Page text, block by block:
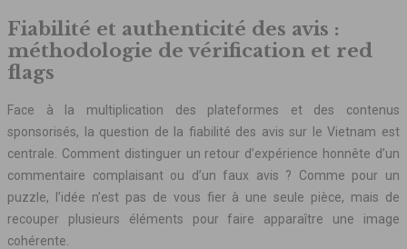
Fiabilité et authenticité des avis :
méthodologie de vérification et red
flags
Face à la multiplication des plateformes et des contenus
sponsorisés, la question de la fiabilité des avis sur le Vietnam est
centrale. Comment distinguer un retour d’expérience honnête d’un
commentaire complaisant ou d’un faux avis ? Comme pour un
puzzle, l’idée n’est pas de vous fier à une seule pièce, mais de
recouper plusieurs éléments pour faire apparaître une image
cohérente.